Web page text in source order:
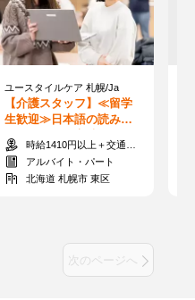
ユースタイルケア 札幌/Ja
【介護スタッフ】≪留学
生歓迎≫日本語の読み書
きできれば◎高時給で日
収1万円以上も♪/Ja
時給1410円以上＋交通費支給
アルバイト・パート
北海道 札幌市 東区
次のページへ